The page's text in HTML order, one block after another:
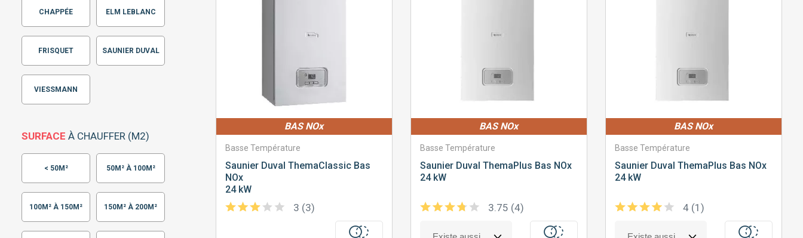
CHAPPÉE ELM LEBLANC
FRISQUET SAUNIER DUVAL
VIESSMANN
SURFACE À CHAUFFER (M2)
< 50M² 50M² À 100M²
100M² À 150M² 150M² À 200M²
BAS NOx
Basse Température
Saunier Duval ThemaClassic Bas
NOx
24 kW
3 (3)
BAS NOx
Basse Température
Saunier Duval ThemaPlus Bas NOx
24 kW
3.75 (4)
BAS NOx
Basse Température
Saunier Duval ThemaPlus Bas NOx
24 kW
4 (1)